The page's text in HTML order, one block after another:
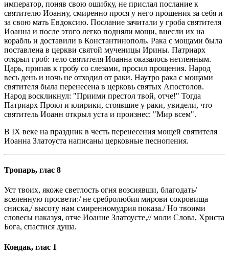
император, поняв свою ошибку, не прислал послание к
святителю Иоанну, смиренно прося у него прощения за себя и
за свою мать Евдоксию. Послание зачитали у гроба святителя
Иоанна и после этого легко подняли мощи, внесли их на
корабль и доставили в Константинополь. Рака с мощами была
поставлена в церкви святой мученицы Ирины. Патриарх
открыл гроб: тело святителя Иоанна оказалось нетленным.
Царь, припав к гробу со слезами, просил прощения. Народ
весь день и ночь не отходил от раки. Наутро рака с мощами
святителя была перенесена в церковь святых Апостолов.
Народ воскликнул: "Приими престол твой, отче!" Тогда
Патриарх Прокл и клирики, стоявшие у раки, увидели, что
святитель Иоанн открыл уста и произнес: "Мир всем".
В IX веке на праздник в честь перенесения мощей святителя
Иоанна Златоуста написаны церковные песнопения.
Тропарь, глас 8
Уст твоих, якоже светлость огня возсиявши, благодать/
вселенную просвети:/ не сребролюбия мирови сокровища
сниска,/ высоту нам смиренномудрия показа./ Но твоими
словесы наказуя, отче Иоанне Златоусте,// моли Слова, Христа
Бога, спастися душа.
Кондак, глас 1